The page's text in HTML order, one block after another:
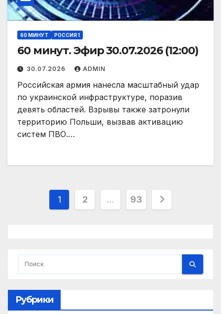
60 МИНУТ РОССИЯ 1
60 минут. Эфир 30.07.2026 (12:00)
30.07.2026 ADMIN
Российская армия нанесла масштабный удар
по украинской инфраструктуре, поразив
девять областей. Взрывы также затронули
территорию Польши, вызвав активацию
систем ПВО.…
Пагинация
1 2 … 93
Рубрики